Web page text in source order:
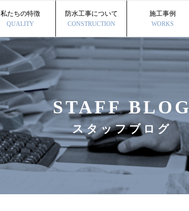
私たちの特徴
QUALITY
防水工事について
CONSTRUCTION
施工事例
WORKS
STAFF BLOG
スタッフブログ